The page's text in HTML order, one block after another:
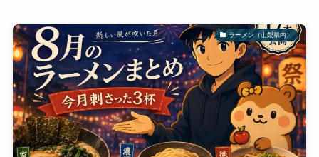
ラーメン（山梨県内）